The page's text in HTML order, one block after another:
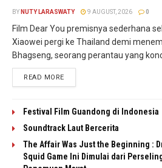
BY NUTY LARASWATY 9 AUGUST, 2026 0
Film Dear You premisnya sederhana
Xiaowei pergi ke Thailand demi
Bhagseng, seorang perantau yang
READ MORE
Festival Film Guandong di Indonesia
Soundtrack Laut Bercerita
The Affair Was Just the Beginning :
Squid Game Ini Dimulai dari